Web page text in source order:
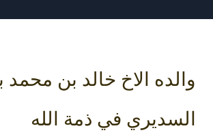
والده الاخ خالد بن
السديري في ذمة الله